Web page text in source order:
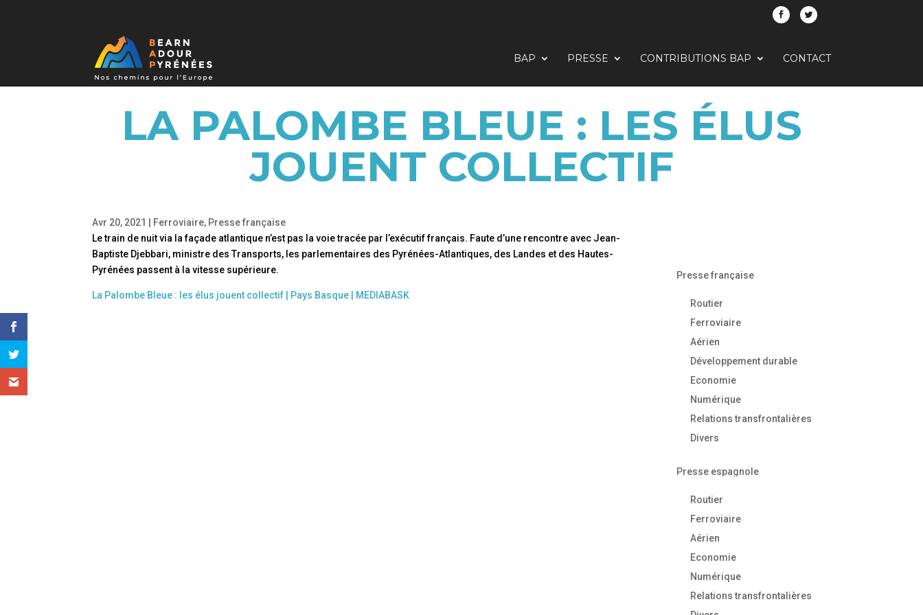
BAP PRESSE CONTRIBUTIONS BAP CONTACT
LA PALOMBE BLEUE : LES ÉLUS
JOUENT COLLECTIF
Avr 20, 2021 Ferroviaire, Presse française
Le train de nuit via la façade atlantique n’est pas la voie tracée par l’exécutif français. Faute d’une rencontre avec Jean-
Baptiste Djebbari, ministre des Transports, les parlementaires des Pyrénées-Atlantiques, des Landes et des Hautes-
Pyrénées passent à la vitesse supérieure.
La Palombe Bleue : les élus jouent collectif | Pays Basque | MEDIABASK
Presse française
Routier
Ferroviaire
Aérien
Développement durable
Economie
Numérique
Relations transfrontalières
Divers
Presse espagnole
Routier
Ferroviaire
Aérien
Economie
Numérique
Relations transfrontalières